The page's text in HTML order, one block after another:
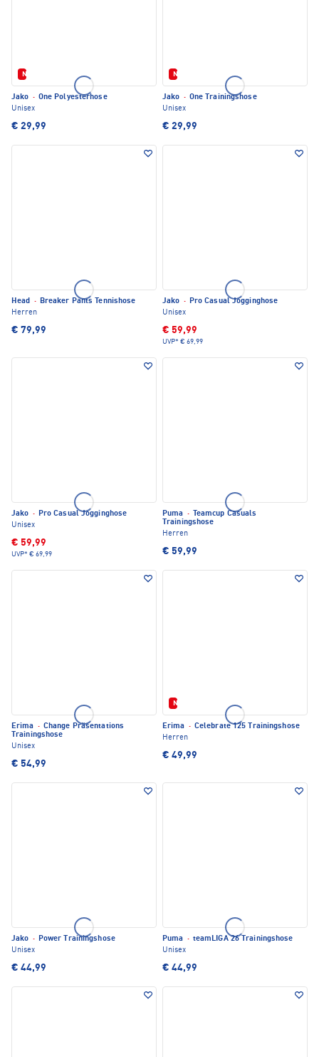
Neu
Jako · One Polyesterhose
Unisex
€ 29,99
Neu
Jako · One Trainingshose
Unisex
€ 29,99
Head · Breaker Pants Tennishose
Herren
€ 79,99
Jako · Pro Casual Jogginghose
Unisex
€ 59,99
UVP* € 69,99
Jako · Pro Casual Jogginghose
Unisex
€ 59,99
UVP* € 69,99
Puma ·
Teamcup Casuals
Trainingshose
Herren
€ 59,99
Erima · Change Präsentations
Trainingshose
Unisex
€ 54,99
Neu
Erima · Celebrate 125 Trainingshose
Herren
€ 49,99
Jako · Power Trainingshose
Unisex
€ 44,99
Puma · teamLIGA 26 Trainingshose
Unisex
€ 44,99